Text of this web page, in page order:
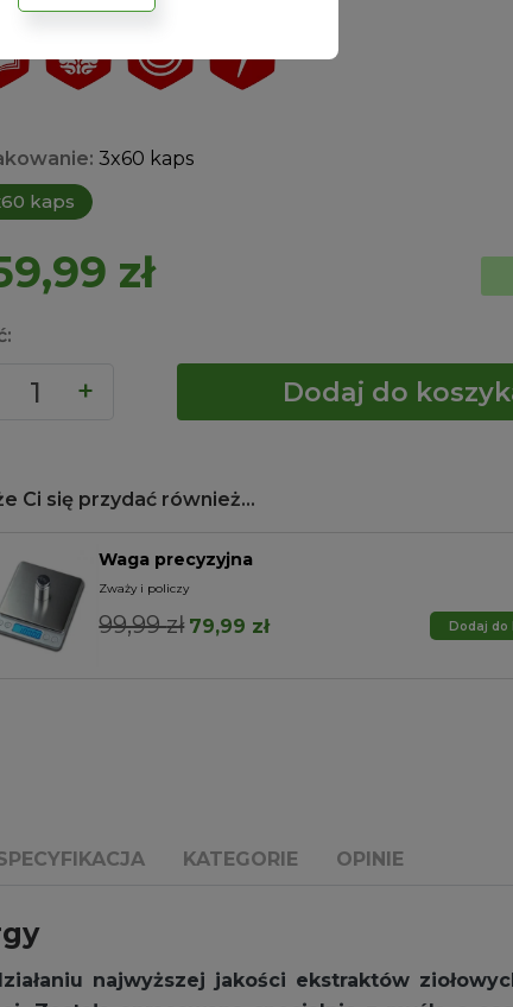
3x60 kaps
kaps
zł
Dodaj do
Ci się przydać również...
Waga precyzyjna
Zważy i policzy
99,99zł Pierwotna
79,99 złAktualna
Dodaj do
KATEGORIE OPINIE
najwyższej jakości ekstraktów